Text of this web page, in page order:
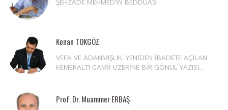
ŞEHZADE MEHMED’İN BEDDUASI
Kenan TOKGÖZ
VEFA VE ADANMIŞLIK: YENİDEN İBADETE AÇILAN
KEMERALTI CAMİİ ÜZERİNE BİR GÖNÜL YAZISI...
Prof. Dr. Muammer ERBAŞ